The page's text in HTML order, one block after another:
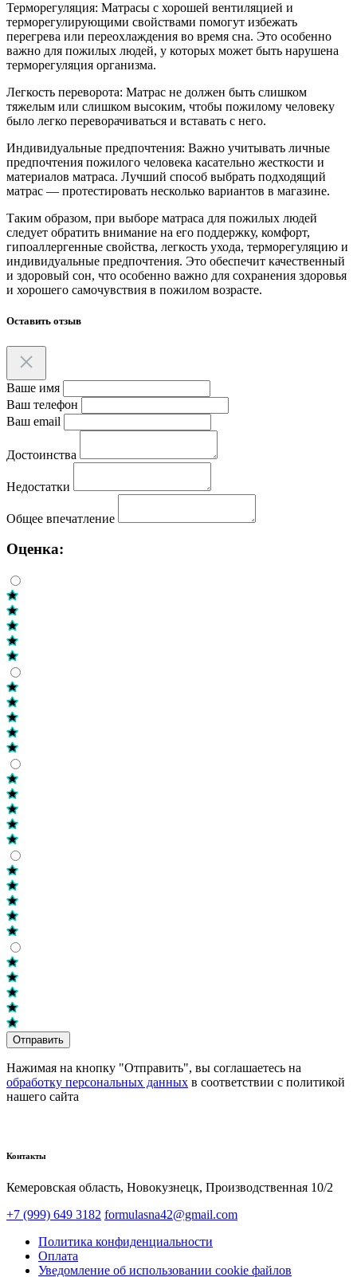
Терморегуляция: Матрасы с хорошей вентиляцией и
терморегулирующими свойствами помогут избежать
перегрева или переохлаждения во время сна. Это особенно
важно для пожилых людей, у которых может быть нарушена
терморегуляция организма.
Легкость переворота: Матрас не должен быть слишком
тяжелым или слишком высоким, чтобы пожилому человеку
было легко переворачиваться и вставать с него.
Индивидуальные предпочтения: Важно учитывать личные
предпочтения пожилого человека касательно жесткости и
материалов матраса. Лучший способ выбрать подходящий
матрас — протестировать несколько вариантов в магазине.
Таким образом, при выборе матраса для пожилых людей
следует обратить внимание на его поддержку, комфорт,
гипоаллергенные свойства, легкость ухода, терморегуляцию и
индивидуальные предпочтения. Это обеспечит качественный
и здоровый сон, что особенно важно для сохранения здоровья
и хорошего самочувствия в пожилом возрасте.
Оставить отзыв
Ваше имя
Ваш телефон
Ваш email
Достоинства
Недостатки
Общее впечатление
Оценка:
Отправить
Нажимая на кнопку "Отправить", вы соглашаетесь на
обработку персональных данных в соответствии с политикой
нашего сайта
Контакты
Кемеровская область, Новокузнецк,​ Производственная 10/2
+7 (999) 649 3182 formulasna42@gmail.com
Политика конфиденциальности
Оплата
Уведомление об использовании cookie файлов